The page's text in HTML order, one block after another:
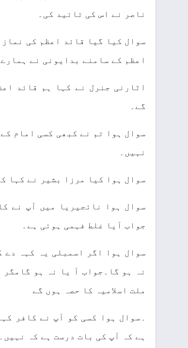
ناصر نے اس کی تائید کی۔
سوال کیا گیا قائد اعظم کی
اعظم کے سامنے بدایونی نے
اٹارنی جنرل نے کہا ہم قائد
گے۔
سوال ہوا تم نے کبھی کسی امام
نہیں۔
سوال ہوا کیا مرزا بشیر نے کہا
سوال ہوا نائجیریا میں آپ نے
جواب آیا غلط فہمی ہوئی ہے۔
سوال ہوا اگر اسمبلی یہ کہہ دے
نہ ہو گا۔جواب آ یا نہ ہو
ملت اسلامیہ کا حصہ ہوں گے
۔سوال ہوا کسی کو آپ نے کافر
ہے کہ آپ کی بات درست ہے کہ